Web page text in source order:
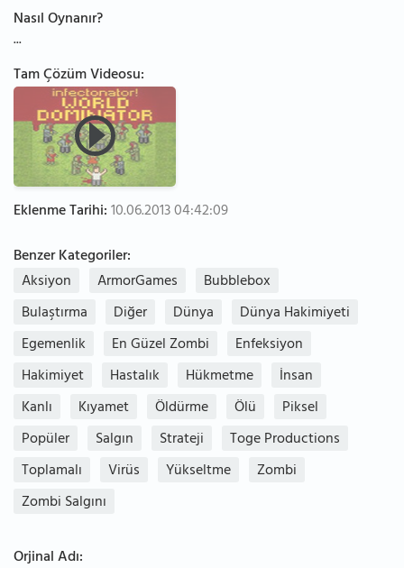
Nasıl Oynanır?
...
Tam Çözüm Videosu:
Eklenme Tarihi:10.06.2013 04:42:09
Benzer Kategoriler:
Aksiyon
ArmorGames
Bubblebox
Bulaştırma
Diğer Dünya
Dünya Hakimiyeti
Egemenlik
En Güzel Zombi
Enfeksiyon
Hakimiyet
Hastalık Hükmetme
İnsan
Kanlı
Kıyamet Öldürme Ölü
Piksel
Popüler
Salgın Strateji
Toge Productions
Toplamalı
Virüs Yükseltme
Zombi
Zombi Salgını
Orjinal Adı: